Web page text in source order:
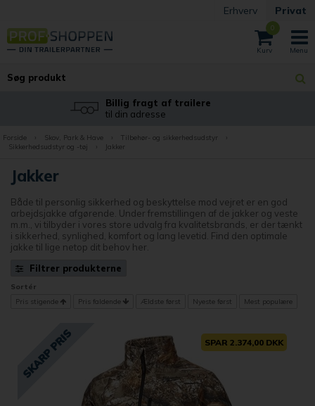
Erhverv Privat
0
Fri Fragtpå alle havemaskiner
Forside Skov, Park & Have Tilbehør- og sikkerhedsudstyr
Sikkerhedsudstyr og -tøj
Jakker
Jakker
Både til personlig sikkerhed og beskyttelse mod vejret er en god
arbejdsjakke afgørende. Under fremstillingen af de jakker og veste
m.m., vi tilbyder i vores store udvalg fra kvalitetsbrands, er der tænkt
i sikkerhed, synlighed, komfort og lang levetid. Find den optimale
jakke til lige netop dit behov her.
Filtrer produkterne
Sortér
Pris stigende
Pris faldende Ældste først Nyeste først Mest populære
SPAR 2.374,00 DKK